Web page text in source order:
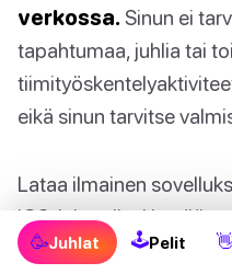
verkossa. Sinun ei
tapahtumaa, juhlia tai
eikä sinun tarvitse
Lataa ilmainen
iOS-laitteellesi ja
kysymykseen
🥳Juhlat 🕹Pelit